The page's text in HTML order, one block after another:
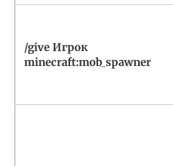
/give Игрок
minecraft:mob_spawner